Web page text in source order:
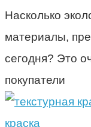
Насколько
материалы,
сегодня? Это
покупатели
краска